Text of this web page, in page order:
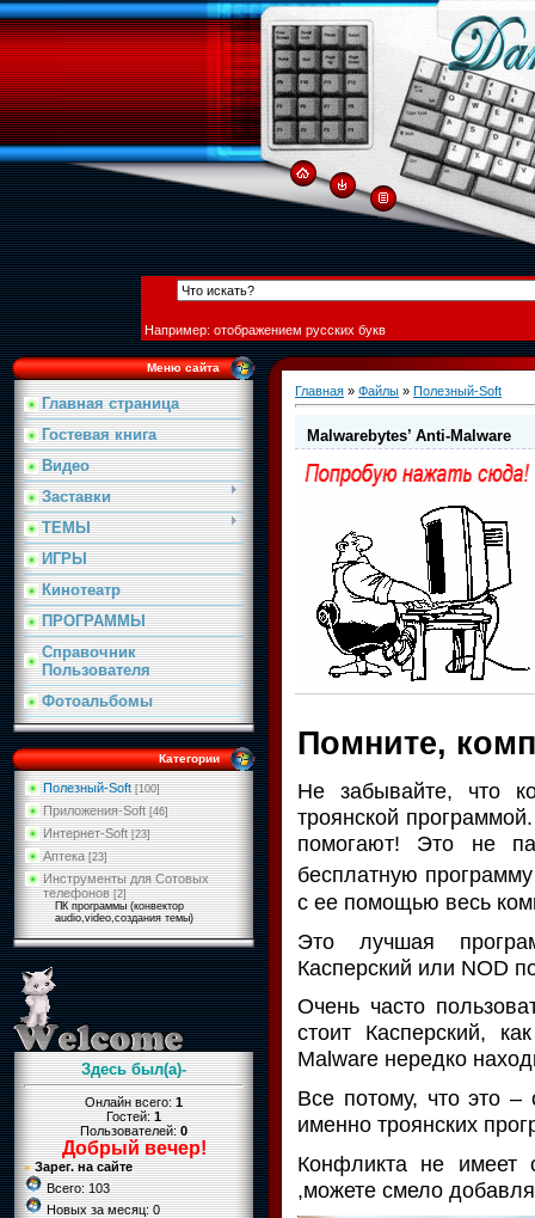
Например: отображением русских букв
Меню сайта
Главная страница
Гостевая книга
Видео
Заставки
ТЕМЫ
ИГРЫ
Кинотеатр
ПРОГРАММЫ
Cправочник
Пользователя
Фотоальбомы
Категории
Полезный-Soft [100]
Приложения-Soft [46]
Интернет-Soft [23]
Аптека [23]
Инструменты для Сотовых
телефонов [2]
ПК программы (конвектор
audio,video,создания темы)
Здесь был(а)-
Онлайн всего:1
Гостей:1
Пользователей:0
Добрый вечер!
» Зарег. на сайте
Всего: 103
Новых за месяц: 0
Главная » Файлы » Полезный-Soft
Malwarebytes’ Anti-Malware
Помните,
Не забывайте, что
троянской
помогают! Это не
бесплатную
с ее помощью весь
Это лучшая
Касперский или NOD
Очень часто
стоит Касперский,
Malware нередко
Все потому, что это –
именно троянских
Конфликта не имеет
,можете смело